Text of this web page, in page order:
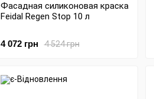
Фасадная силиконовая краска
Feidal Regen Stop 10 л
4 524 грн
4 072 грн